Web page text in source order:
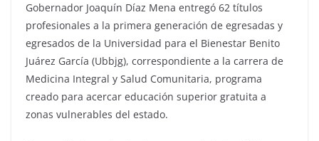
Gobernador Joaquín Díaz Mena entregó 62 títulos
profesionales a la primera generación de egresadas y
egresados de la Universidad para el Bienestar Benito
Juárez García (Ubbjg), correspondiente a la carrera de
Medicina Integral y Salud Comunitaria, programa
creado para acercar educación superior gratuita a
zonas vulnerables del estado.